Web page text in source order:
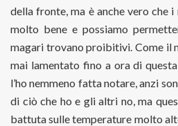
della fronte, ma è anche vero che
molto bene e possiamo
magari trovano proibitivi. Come il
mai lamentato fino a ora di
l’ho nemmeno fatta notare, anzi
di ciò che ho e gli altri no, ma
battuta sulle temperature molto